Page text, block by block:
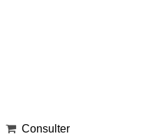
Consulter